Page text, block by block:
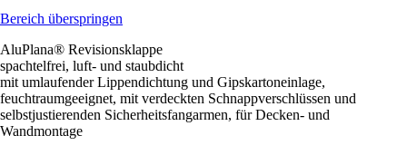
Bereich überspringen
AluPlana® Revisionsklappe
spachtelfrei, luft- und staubdicht
mit umlaufender Lippendichtung und Gipskartoneinlage,
feuchtraumgeeignet, mit verdeckten Schnappverschlüssen und
selbstjustierenden Sicherheitsfangarmen, für Decken- und
Wandmontage